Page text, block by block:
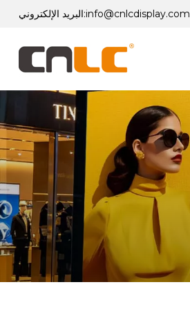
البريد الإلكتروني:info@cnlcdisplay.com